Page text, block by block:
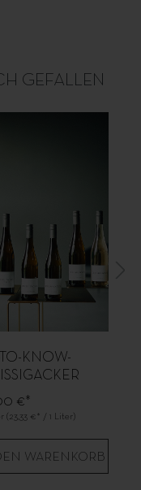
GEFALLEN
TO-KNOW-
€*
(23,33 €* / 1 Liter)
WARENKORB